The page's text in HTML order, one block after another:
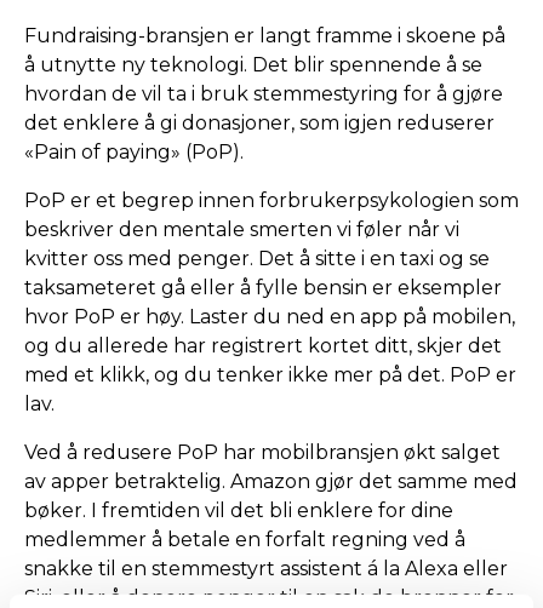
Fundraising-bransjen er langt framme i skoene på
å utnytte ny teknologi. Det blir spennende å se
hvordan de vil ta i bruk stemmestyring for å gjøre
det enklere å gi donasjoner, som igjen reduserer
«Pain of paying» (PoP).
PoP er et begrep innen forbrukerpsykologien som
beskriver den mentale smerten vi føler når vi
kvitter oss med penger. Det å sitte i en taxi og se
taksameteret gå eller å fylle bensin er eksempler
hvor PoP er høy. Laster du ned en app på mobilen,
og du allerede har registrert kortet ditt, skjer det
med et klikk, og du tenker ikke mer på det. PoP er
lav.
Ved å redusere PoP har mobilbransjen økt salget
av apper betraktelig. Amazon gjør det samme med
bøker. I fremtiden vil det bli enklere for dine
medlemmer å betale en forfalt regning ved å
snakke til en stemmestyrt assistent á la Alexa eller
Siri, eller å donere penger til en sak de brenner for